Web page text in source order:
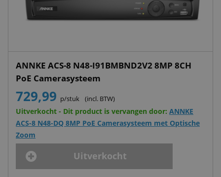
ANNKE ACS-8 N48-I91BMBND2V2 8MP 8CH
PoE Camerasysteem
729,99 p/stuk (incl. BTW)
Uitverkocht - Dit product is vervangen door: ANNKE
ACS-8 N48-DQ 8MP PoE Camerasysteem met Optische
Zoom
Uitverkocht